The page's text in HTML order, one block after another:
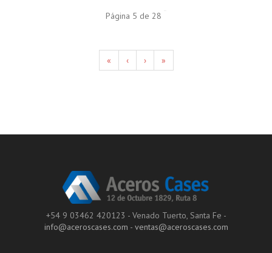
Página 5 de 28
« ‹ › »
+54 9 03462 420123 - Venado Tuerto, Santa Fe -
info@aceroscases.com - ventas@aceroscases.com